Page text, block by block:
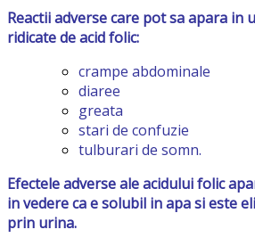
Reactii adverse care pot sa apara in
ridicate de acid folic:
crampe abdominale
diaree
greata
stari de confuzie
tulburari de somn.
Efectele adverse ale acidului folic
in vedere ca e solubil in apa si este
prin urina.